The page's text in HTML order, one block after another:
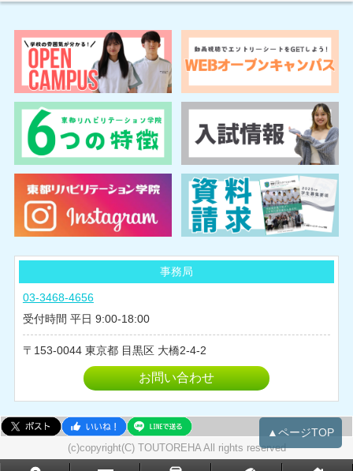
事務局
03-3468-4656
受付時間 平日 9:00-18:00
153-0044 東京都 目黒区 大橋2-4-2
お問い合わせ
▲ページTOP
(c)copyright(C) TOUTOREHA All rights reserved